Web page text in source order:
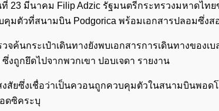
ที่ 23 มีนาคม Filip Adzic รัฐมนตรีกระทรวงมหาดไท
คุมตัวที่สนามบิน Podgorica พร้อมเอกสารปลอมซึ่งส
วจค้นกระเป๋าเดินทางยังพบเอกสารการเดินทางของ
ซึ่งถูกยึดไปจากพวกเขา ปอบเจดา รายงาน
งสัยซึ่งเชื่อว่าเป็นควอนถูกควบคุมตัวในสนามบินพอ
ดซิคระบุ